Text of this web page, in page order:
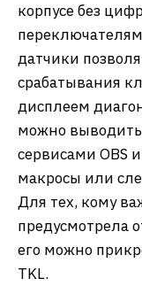
корпусе без
датчики
срабатывания
дисплеем
можно
сервисами OBS
макросы или
Для тех, кому
предусмотрела
его можно
TKL.